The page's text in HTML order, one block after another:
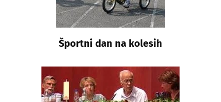
Športni dan na kolesih